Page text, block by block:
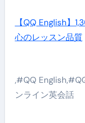
【QQ English】
心のレッスン品質
,#QQ
ンライン英会話